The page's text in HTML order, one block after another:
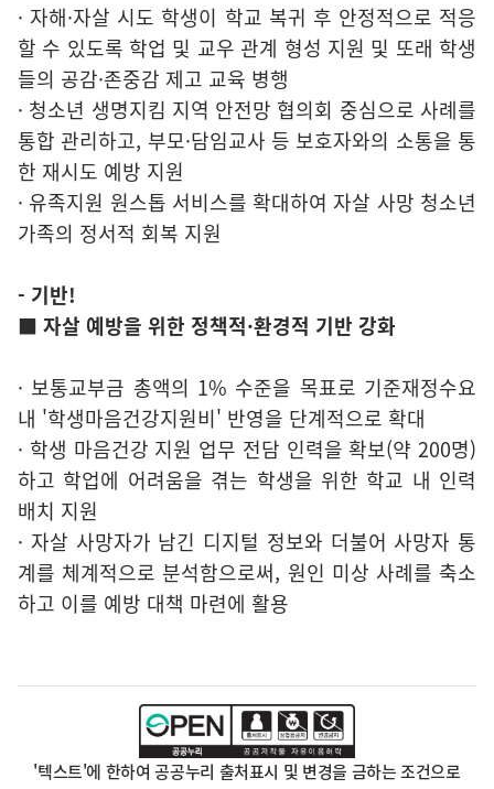
· 자해·자살 시도 학생이 학교 복귀 후 안정적으로 적응
할 수 있도록 학업 및 교우 관계 형성 지원 및 또래 학생
들의 공감·존중감 제고 교육 병행
· 청소년 생명지킴 지역 안전망 협의회 중심으로 사례를
통합 관리하고, 부모·담임교사 등 보호자와의 소통을 통
한 재시도 예방 지원
· 유족지원 원스톱 서비스를 확대하여 자살 사망 청소년
가족의 정서적 회복 지원
- 기반!
■ 자살 예방을 위한 정책적·환경적 기반 강화
· 보통교부금 총액의 1% 수준을 목표로 기준재정수요
내 '학생마음건강지원비' 반영을 단계적으로 확대
· 학생 마음건강 지원 업무 전담 인력을 확보(약 200명)
하고 학업에 어려움을 겪는 학생을 위한 학교 내 인력
배치 지원
· 자살 사망자가 남긴 디지털 정보와 더불어 사망자 통
계를 체계적으로 분석함으로써, 원인 미상 사례를 축소
하고 이를 예방 대책 마련에 활용
'텍스트'에 한하여 공공누리 출처표시 및 변경을 금하는 조건으로